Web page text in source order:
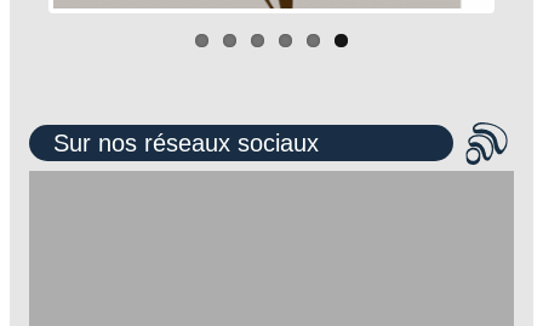
Sur nos réseaux sociaux